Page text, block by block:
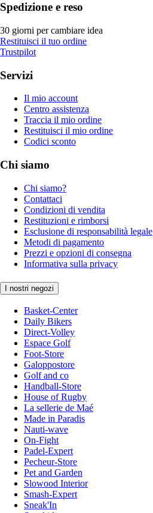
Spedizione e reso
30 giorni per cambiare idea
Restituisci il tuo ordine
Trustpilot
Servizi
Il mio account
Centro assistenza
Traccia il mio ordine
Restituisci il mio ordine
Codici sconto
Chi siamo
Chi siamo?
Contattaci
Condizioni di vendita
Restituzioni e rimborsi
Esclusione di responsabilità legale
Metodi di pagamento
Prezzi e opzioni di consegna
Informativa sulla privacy
I nostri negozi
Basket-Center
Daily Bikers
Direct-Volley
Espace Golf
Foot-Store
Galoppostore
Golf and co
Handball-Store
House of Rugby
La sellerie de Maé
Made in Paradis
Nauti-wave
On-Fight
Padel-Expert
Pecheur-Store
Pet and Garden
Slowood Interior
Smash-Expert
Sneak'In